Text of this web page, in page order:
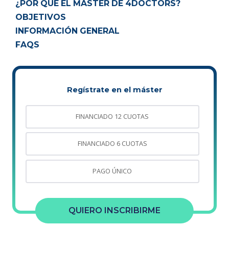
¿POR QUÉ EL MÁSTER DE 4DOCTORS?
OBJETIVOS
INFORMACIÓN GENERAL
FAQS
Regístrate en el máster
FINANCIADO 12 CUOTAS
FINANCIADO 6 CUOTAS
PAGO ÚNICO
QUIERO INSCRIBIRME